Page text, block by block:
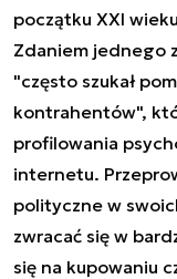
początku XXI
Zdaniem jednego
"często szukał
kontrahentów",
profilowania
internetu.
polityczne w
zwracać się w
się na kupowaniu